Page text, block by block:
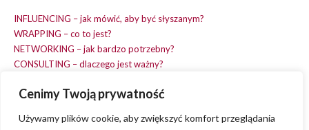
Cenimy Twoją prywatność
Używamy plików cookie, aby zwiększyć komfort przeglądania
INFLUENCING – jak mówić, aby być słyszanym?
WRAPPING – co to jest?
NETWORKING – jak bardzo potrzebny?
CONSULTING – dlaczego jest ważny?
EARNING – jak zarobić na dobrym pomyśle?